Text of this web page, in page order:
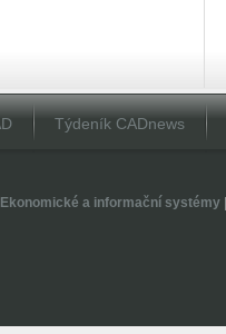
Týdeník CADnews
Ekonomické a informační systémy|